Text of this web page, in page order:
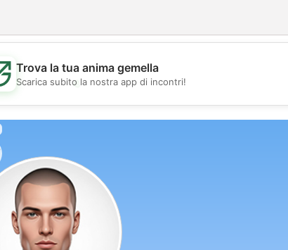
💖
Trova la tua anima gemella
Scarica subito la nostra app di incontri!